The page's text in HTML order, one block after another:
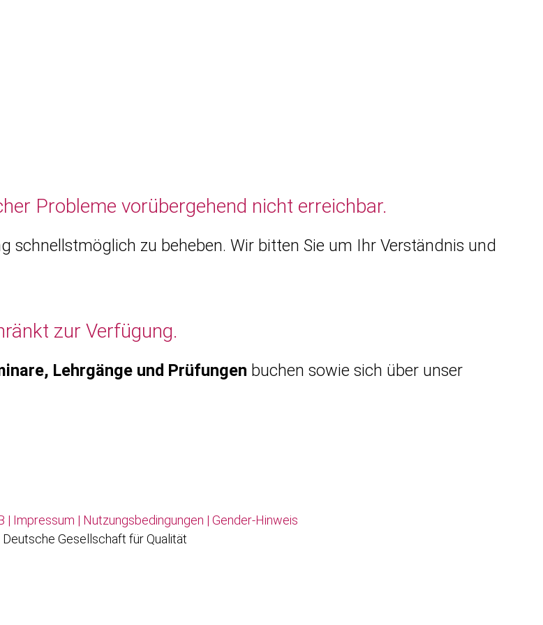
Probleme vorübergehend nicht erreichbar.
schnellstmöglich zu beheben. Wir bitten Sie um Ihr Verständnis und
zur Verfügung.
Lehrgänge und Prüfungen buchen sowie sich über unser
| Impressum | Nutzungsbedingungen | Gender-Hinweis
Gesellschaft für Qualität